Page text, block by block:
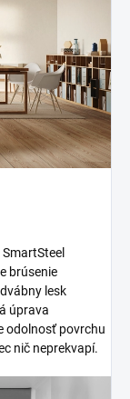
brúsenie
lesk
úprava
odolnosť povrchu
nič neprekvapí.